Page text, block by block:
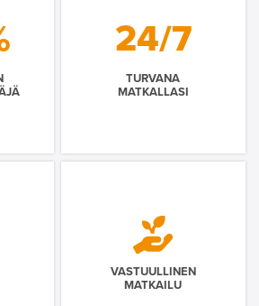
24/7
TURVANA
MATKALLASI
VASTUULLINEN
MATKAILU